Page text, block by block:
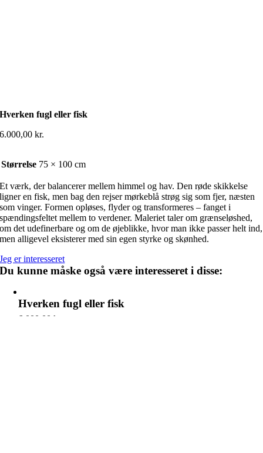
Hverken fugl eller fisk
6.000,00kr.
Størrelse 75 × 100 cm
Et værk, der balancerer mellem himmel og hav. Den røde skikkelse
ligner en fisk, men bag den rejser mørkeblå strøg sig som fjer, næsten
som vinger. Formen opløses, flyder og transformeres – fanget i
spændingsfeltet mellem to verdener. Maleriet taler om grænseløshed,
om det udefinerbare og om de øjeblikke, hvor man ikke passer helt ind,
men alligevel eksisterer med sin egen styrke og skønhed.
Jeg er interesseret
Du kunne måske også være interesseret i disse:
Hverken fugl eller fisk
6.000,00kr.